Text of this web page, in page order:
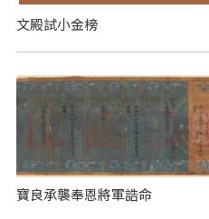
文殿試小金榜
寶良承襲奉恩將軍誥命